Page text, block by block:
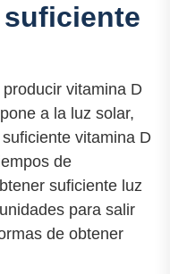
vitamina D
a la luz solar,
vitamina D
de
suficiente luz
para salir
de obtener